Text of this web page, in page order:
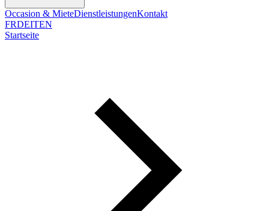
Occasion & MieteDienstleistungenKontakt
FRDEITEN
Startseite